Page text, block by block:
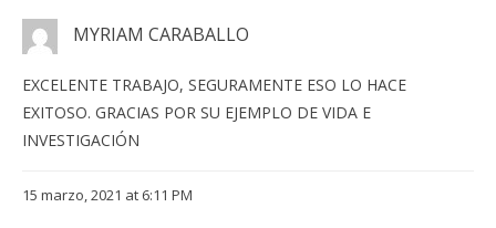
MYRIAM CARABALLO
EXCELENTE TRABAJO, SEGURAMENTE ESO LO HACE
EXITOSO. GRACIAS POR SU EJEMPLO DE VIDA E
INVESTIGACIÓN
15 marzo, 2021 at 6:11 PM